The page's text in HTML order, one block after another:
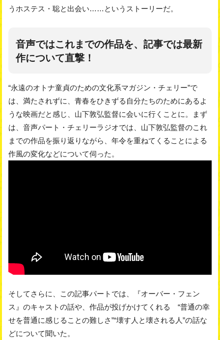
うホステス・聡と出会い……というストーリーだ。
音声ではこれまでの作品を、記事では最新
作について直撃！
“永遠のオトナ童貞のための文化系マガジン・チェリー”で
は、満たされずに、青春をひきずる自分たちのためにあるよ
うな映画だと感じ、山下敦弘監督に会いに行くことに。まず
は、音声パート・チェリーラジオでは、山下敦弘監督のこれ
までの作品を振り返りながら、年令を重ねてくることによる
作風の変化などについて伺った。
そしてさらに、この記事パートでは、『オーバー・フェン
ス』のキャストの話や、作品が投げかけてくれる “普通の幸
せを普通に感じることの難しさ”“壊す人と壊される人”の話な
どについて聞いた。